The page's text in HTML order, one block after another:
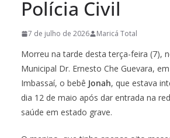
Polícia Civil
7 de julho de 2026 Maricá Total
Morreu na tarde desta terça-feira (7),
Municipal Dr. Ernesto Che Guevara,
Imbassaí, o bebê Jonah, que estava
dia 12 de maio após dar entrada na
saúde em estado grave.